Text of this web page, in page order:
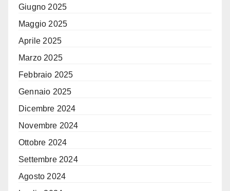
Giugno 2025
Maggio 2025
Aprile 2025
Marzo 2025
Febbraio 2025
Gennaio 2025
Dicembre 2024
Novembre 2024
Ottobre 2024
Settembre 2024
Agosto 2024